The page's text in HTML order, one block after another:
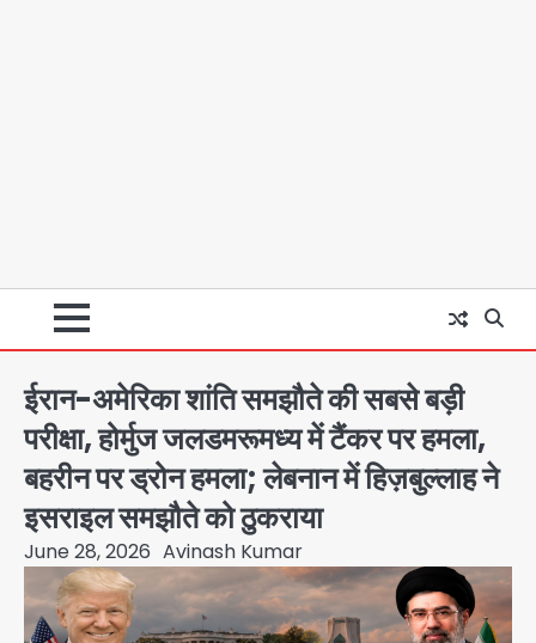
ईरान-अमेरिका शांति समझौते की सबसे बड़ी
परीक्षा, होर्मुज जलडमरूमध्य में टैंकर पर हमला,
बहरीन पर ड्रोन हमला; लेबनान में हिज़बुल्लाह ने
इसराइल समझौते को ठुकराया
June 28, 2026 Avinash Kumar